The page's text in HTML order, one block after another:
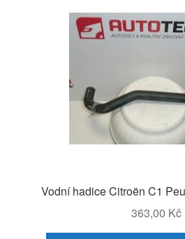
Vodní hadice Citroën C1
363,00 Kč